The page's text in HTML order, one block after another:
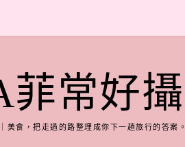
菲常好攝
美食，把走過的路整理成你下一趟旅行的答案。